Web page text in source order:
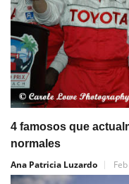
4 famosos que
normales
Ana Patricia Luzardo